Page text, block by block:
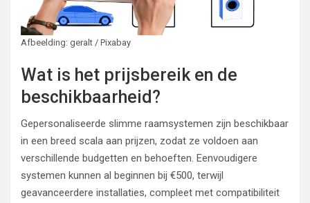
Afbeelding: geralt / Pixabay
Wat is het prijsbereik en de
beschikbaarheid?
Gepersonaliseerde slimme raamsystemen zijn beschikbaar
in een breed scala aan prijzen, zodat ze voldoen aan
verschillende budgetten en behoeften. Eenvoudigere
systemen kunnen al beginnen bij €500, terwijl
geavanceerdere installaties, compleet met compatibiliteit